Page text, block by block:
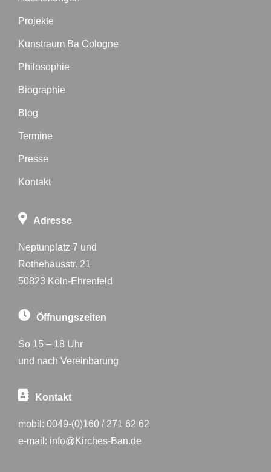
Projekte
Kunstraum Ba Cologne
Philosophie
Biographie
Blog
Termine
Presse
Kontakt
Adresse
Neptunplatz 7 und
Rothehausstr. 21
50823 Köln-Ehrenfeld
Öffnungszeiten
So 15 – 18 Uhr
und nach Vereinbarung
Kontakt
mobil: 0049-(0)160 / 271 62 62
e-mail: info@Kirches-Ban.de